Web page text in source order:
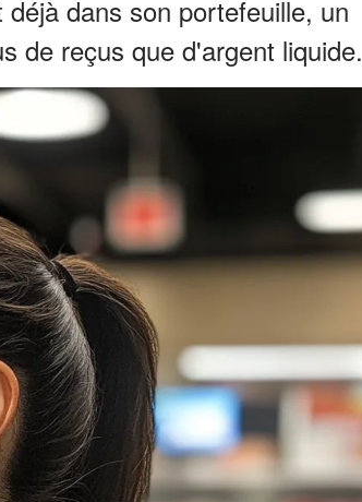
dans son portefeuille, un
de reçus que d'argent liquide.